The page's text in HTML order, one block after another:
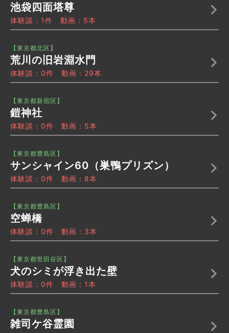
池袋四面塔尊
体験談：1件 動画：5本
【東京都北区】
荒川の旧岩淵水門
体験談：0件 動画：29本
【東京都新宿区】
鎧神社
体験談：0件 動画：5本
【東京都豊島区】
サンシャイン60（巣鴨プリズン）
体験談：0件 動画：8本
【東京都豊島区】
空蝉橋
体験談：0件 動画：3本
【東京都世田谷区】
犬のシミが浮き出た壁
体験談：0件 動画：1本
【東京都豊島区】
雑司ケ谷霊園